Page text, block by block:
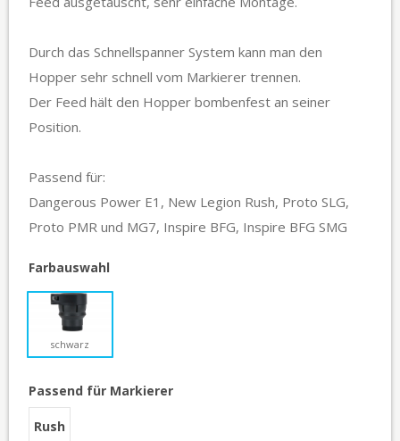
Durch das Schnellspanner System kann man den
Hopper sehr schnell vom Markierer trennen.
Der Feed hält den Hopper bombenfest an seiner
Position.
Passend für:
Dangerous Power E1, New Legion Rush, Proto SLG,
Proto PMR und MG7, Inspire BFG, Inspire BFG SMG
Farbauswahl
schwarz
Passend für Markierer
Rush